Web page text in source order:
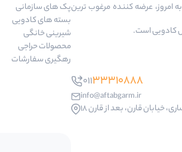
آجیل و خشکبار آفتاب گرم از سال 1368 تا به امروز، عرضه کننده مرغوب ترین
کادویی است.
01133310888
info@aftabgarm.ir
خیابان قارن، بعد از قارن 18
پک های سازمانی
بسته های کادویی
شیرینی خانگی
محصولات حراجی
رهگیری سفارشات